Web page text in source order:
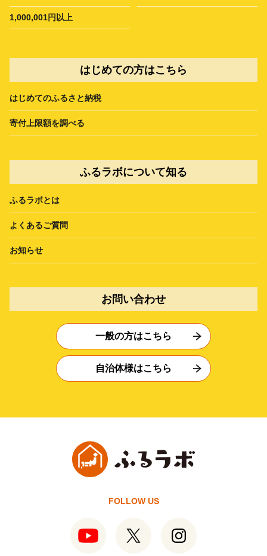
1,000,001円以上
はじめての方はこちら
はじめてのふるさと納税
寄付上限額を調べる
ふるラボについて知る
ふるラボとは
よくあるご質問
お知らせ
お問い合わせ
一般の方はこちら
自治体様はこちら
FOLLOW US